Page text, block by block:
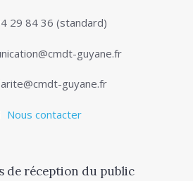
29 84 36 (standard)
guyane.fr
guyane.fr
Nous contacter
de réception du public